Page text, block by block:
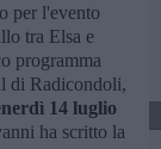
per l'evento
tra Elsa e
programma
di Radicondoli,
14 luglio
ha scritto la